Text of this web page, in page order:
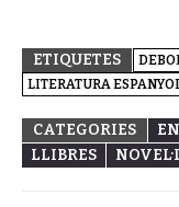
ETIQUETES
LITERATURA
CATEGORIES
LLIBRES